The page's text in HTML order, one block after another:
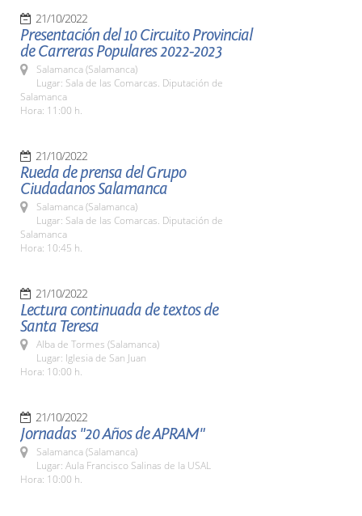
21/10/2022
Presentación del 10 Circuito Provincial
de Carreras Populares 2022-2023
Salamanca (Salamanca)
Lugar: Sala de las Comarcas. Diputación de
Salamanca
Hora: 11:00 h.
21/10/2022
Rueda de prensa del Grupo
Ciudadanos Salamanca
Salamanca (Salamanca)
Lugar: Sala de las Comarcas. Diputación de
Salamanca
Hora: 10:45 h.
21/10/2022
Lectura continuada de textos de
Santa Teresa
Alba de Tormes (Salamanca)
Lugar: Iglesia de San Juan
Hora: 10:00 h.
21/10/2022
Jornadas "20 Años de APRAM"
Salamanca (Salamanca)
Lugar: Aula Francisco Salinas de la USAL
Hora: 10:00 h.